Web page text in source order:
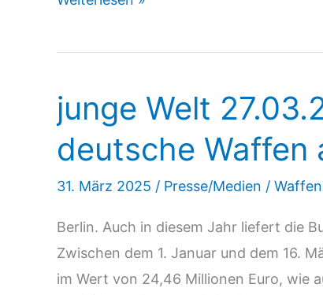
18.11.25:
NACH
ISRAEL
–
Staatsräson
weiter
junge Welt
deutsche Waffen
31. März 2025 / Presse/Medien /
Berlin. Auch in diesem Jahr liefert die
Zwischen dem 1. Januar und dem 16.
im Wert von 24,46 Millionen Euro, wie